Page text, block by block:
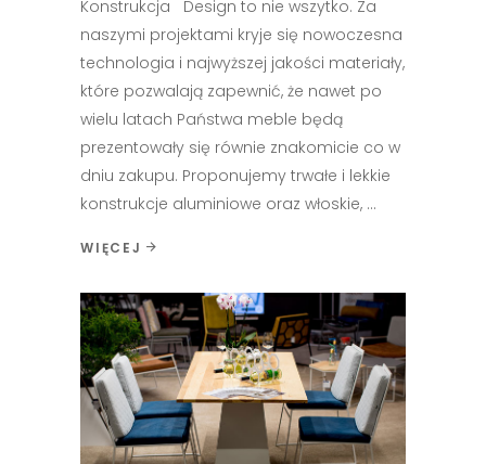
Konstrukcja Design to nie wszytko. Za
naszymi projektami kryje się nowoczesna
technologia i najwyższej jakości materiały,
które pozwalają zapewnić, że nawet po
wielu latach Państwa meble będą
prezentowały się równie znakomicie co w
dniu zakupu. Proponujemy trwałe i lekkie
konstrukcje aluminiowe oraz włoskie,
WIĘCEJ